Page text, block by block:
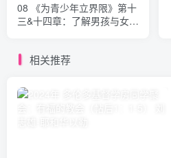
08 《为青少年立界限》第十
三&十四章：了解男孩与女孩
相关推荐